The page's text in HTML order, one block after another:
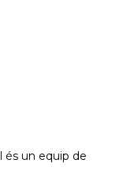
és un equip de